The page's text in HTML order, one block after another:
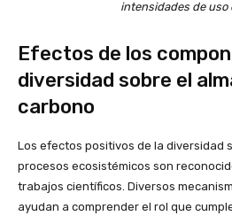
intensidades de uso
Efectos de los
diversidad sobre el
carbono
Los efectos positivos de la diversidad
procesos ecosistémicos son
trabajos científicos. Diversos
ayudan a comprender el rol que